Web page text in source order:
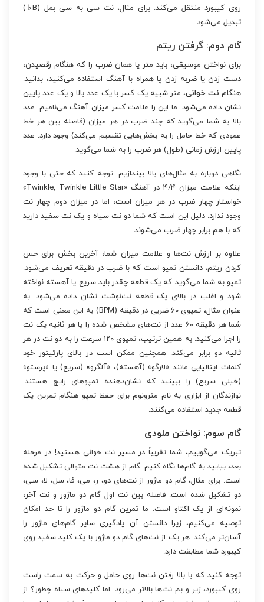
روی کیبورد منتقل می‌کند. برای مثال، نت سی به سی بمل (B♭)
تبدیل می‌شود.
گام دوم: گرفتن ریتم
برای نواختن موسیقی، باید متر یا همان ضرب را که هنگام رقصیدن،
دست زدن یا ضربه زدن پا همراه با آهنگ استفاده می‌کنید، بدانید.
هنگام نت خوانی، متر شبیه یک کسر با یک عدد بالا و یک عدد پایین
نشان داده می‌شود. ما این را علامت کسر میزان آهنگ می‌نامیم. عدد
بالا به شما می‌گوید که چند ضرب در هر میزان (فاصله بین هر خط
عمودی که خط حامل را به بخش‌هایی تقسیم می‌کند) وجود دارد. عدد
پایین ارزش زمانی (طول) هر ضرب را به شما می‌گوید.
نگاهی دوباره به مثال‌های بالا بیندازیم. توجه کنید که حتی با وجود
اینکه علامت میزان ۴/۴ در آهنگ «Twinkle, Twinkle Little Star»
خواستار چهار ضرب در هر میزان است، اما در میزان دوم چهار نت
وجود ندارد. دلیل این است که شما دو نت سیاه و یک نت سفید دارید
که با هم برابر چهار ضرب می‌شوند.
علاوه بر ارزش نت‌ها و علامت میزان شما، آخرین بخش برای حس
کردن ریتم، دانستن تمپو است که با ضرب در دقیقه تعریف می‌شود.
تمپو به شما می‌گوید که یک قطعه چقدر باید سریع یا آهسته نواخته
شود و اغلب در بالای یک قطعه نت‌نوشت نشان داده می‌شود. به
عنوان مثال، تمپوی ۶۰ ضربی در دقیقه (BPM) به این معنی است که
شما هر دقیقه ۶۰ عدد از نت‌های مشخص شده را یا هر ثانیه یک نت
را اجرا می‌کنید. به همین ترتیب، تمپوی ۱۲۰ سرعت را به دو نت در هر
ثانیه دو برابر می‌کند. همچنین ممکن است در بالای پارتیتور خود
کلمات ایتالیایی مانند «لارگو» (آهسته)، «آلگرو» (سریع) یا «پرستو»
(خیلی سریع) را ببینید که نشان‌دهنده تمپوهای رایج هستند.
نوازندگان از ابزاری به نام مترونوم برای حفظ تمپو هنگام تمرین یک
قطعه جدید استفاده می‌کنند.
گام سوم: نواختن ملودی
تبریک می‌گوییم، شما تقریباً در مسیر نت خوانی هستید! در مرحله
بعد، بیایید به گام‌ها نگاه کنیم. گام از هشت نت متوالی تشکیل شده
است. برای مثال، گام دو ماژور از نت‌های دو، ر، می، فا، سل، لا، سی،
دو تشکیل شده است. فاصله بین نت اول گام دو ماژور و نت آخر،
نمونه‌ای از یک اکتاو است. ما تمرین گام دو ماژور را تا حد امکان
توصیه می‌کنیم، زیرا دانستن آن یادگیری سایر گام‌های ماژور را
آسان‌تر می‌کند. هر یک از نت‌های گام دو ماژور با یک کلید سفید روی
کیبورد شما مطابقت دارد.
توجه کنید که با بالا رفتن نت‌ها روی حامل و حرکت به سمت راست
روی کیبورد، زیر و بم نت‌ها بالاتر می‌رود. اما کلیدهای سیاه چطور؟ از